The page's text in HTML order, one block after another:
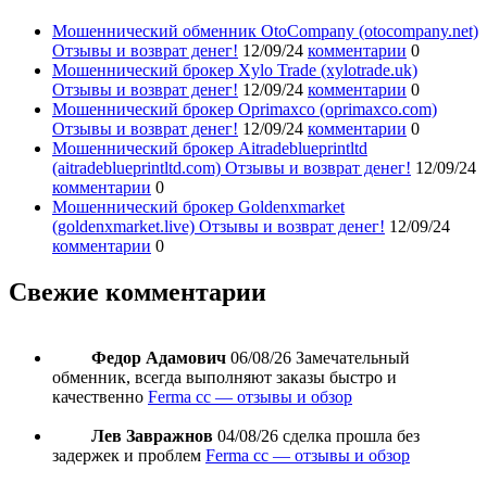
Мошеннический обменник OtoCompany (otocompany.net)
Отзывы и возврат денег! 12/09/24 комментарии 0
Мошеннический брокер Xylo Trade (xylotrade.uk)
Отзывы и возврат денег! 12/09/24 комментарии 0
Мошеннический брокер Oprimaxco (oprimaxco.com)
Отзывы и возврат денег! 12/09/24 комментарии 0
Мошеннический брокер Aitradeblueprintltd
(aitradeblueprintltd.com) Отзывы и возврат денег! 12/09/24
комментарии 0
Мошеннический брокер Goldenxmarket
(goldenxmarket.live) Отзывы и возврат денег! 12/09/24
комментарии 0
Свежие комментарии
Федор Адамович 06/08/26 Замечательный
обменник, всегда выполняют заказы быстро и
качественно Ferma cc — отзывы и обзор
Лев Завражнов 04/08/26 сделка прошла без
задержек и проблем Ferma cc — отзывы и обзор